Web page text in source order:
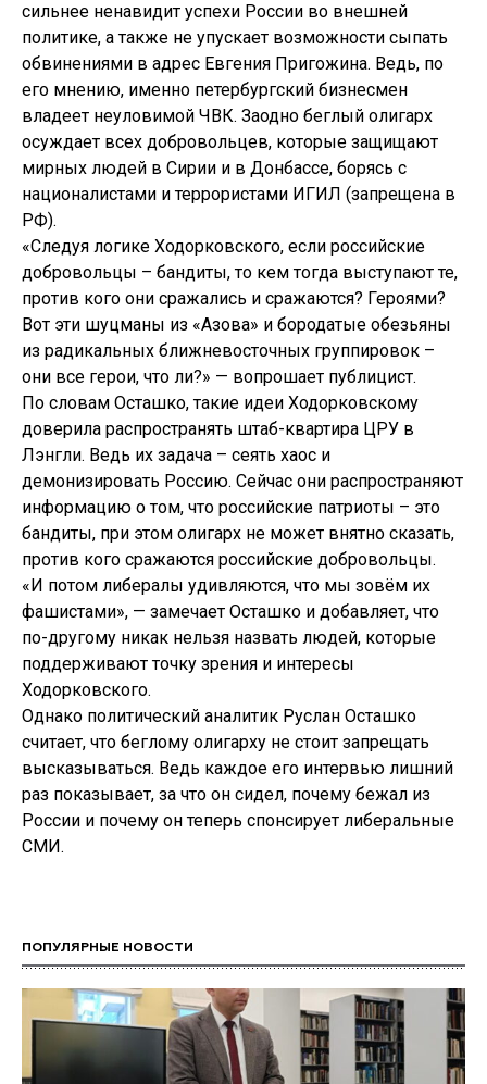
сильнее ненавидит успехи России во внешней
политике, а также не упускает возможности сыпать
обвинениями в адрес Евгения Пригожина. Ведь, по
его мнению, именно петербургский бизнесмен
владеет неуловимой ЧВК. Заодно беглый олигарх
осуждает всех добровольцев, которые защищают
мирных людей в Сирии и в Донбассе, борясь с
националистами и террористами ИГИЛ (запрещена в
РФ).
«Следуя логике Ходорковского, если российские
добровольцы – бандиты, то кем тогда выступают те,
против кого они сражались и сражаются? Героями?
Вот эти шуцманы из «Азова» и бородатые обезьяны
из радикальных ближневосточных группировок –
они все герои, что ли?» — вопрошает публицист.
По словам Осташко, такие идеи Ходорковскому
доверила распространять штаб-квартира ЦРУ в
Лэнгли. Ведь их задача – сеять хаос и
демонизировать Россию. Сейчас они распространяют
информацию о том, что российские патриоты – это
бандиты, при этом олигарх не может внятно сказать,
против кого сражаются российские добровольцы.
«И потом либералы удивляются, что мы зовём их
фашистами», — замечает Осташко и добавляет, что
по-другому никак нельзя назвать людей, которые
поддерживают точку зрения и интересы
Ходорковского.
Однако политический аналитик Руслан Осташко
считает, что беглому олигарху не стоит запрещать
высказываться. Ведь каждое его интервью лишний
раз показывает, за что он сидел, почему бежал из
России и почему он теперь спонсирует либеральные
СМИ.
ПОПУЛЯРНЫЕ НОВОСТИ